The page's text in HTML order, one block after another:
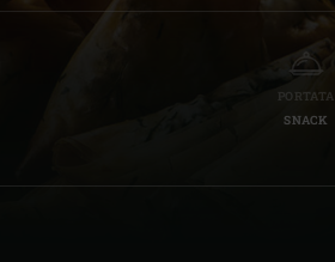
France | France
PORTATA
SNACK